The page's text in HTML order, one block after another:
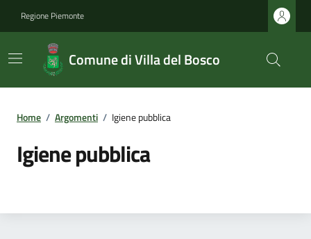
Regione Piemonte
Comune di Villa del Bosco
Home / Argomenti / Igiene pubblica
Igiene pubblica